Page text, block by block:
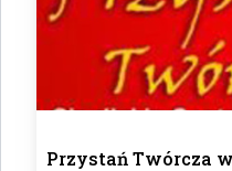
Przystań Twórcza